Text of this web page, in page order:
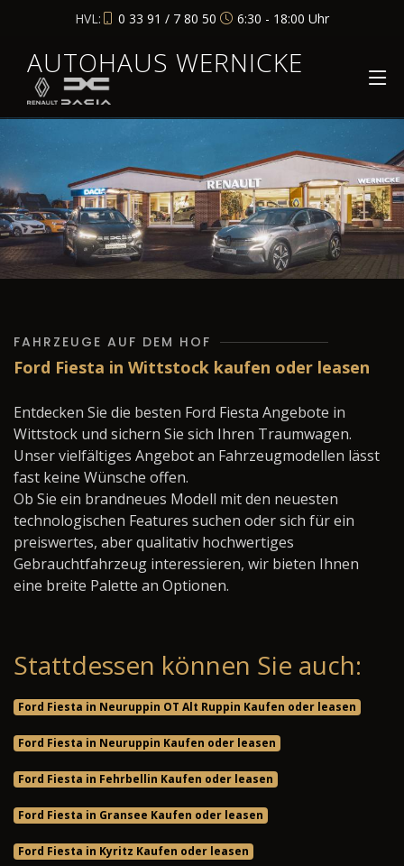
HVL: 0 33 91 / 7 80 50 6:30 - 18:00 Uhr
AUTOHAUS WERNICKE
FAHRZEUGE AUF DEM HOF
Ford Fiesta in Wittstock kaufen oder leasen
Entdecken Sie die besten Ford Fiesta Angebote in
Wittstock und sichern Sie sich Ihren Traumwagen.
Unser vielfältiges Angebot an Fahrzeugmodellen lässt
fast keine Wünsche offen.
Ob Sie ein brandneues Modell mit den neuesten
technologischen Features suchen oder sich für ein
preiswertes, aber qualitativ hochwertiges
Gebrauchtfahrzeug interessieren, wir bieten Ihnen
eine breite Palette an Optionen.
Stattdessen können Sie auch:
Ford Fiesta in Neuruppin OT Alt Ruppin Kaufen oder leasen
Ford Fiesta in Neuruppin Kaufen oder leasen
Ford Fiesta in Fehrbellin Kaufen oder leasen
Ford Fiesta in Gransee Kaufen oder leasen
Ford Fiesta in Kyritz Kaufen oder leasen